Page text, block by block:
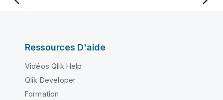
Ressources D'aide
Vidéos Qlik Help
Qlik Developer
Formation